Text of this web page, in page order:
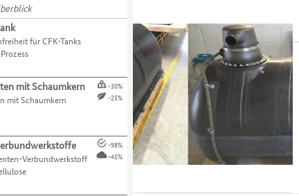
für CFK-Tanks
mit Schaumkern
mit Schaumkern
-30%
-25%
Verbundwerkstoff
-98%
-45%